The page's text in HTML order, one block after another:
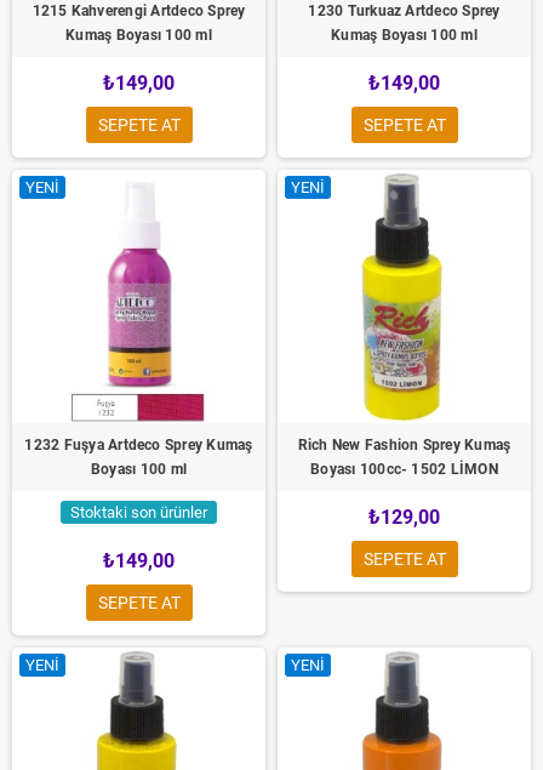
1215 Kahverengi Artdeco Sprey
Kumaş Boyası 100 ml
₺149,00
SEPETE AT
1230 Turkuaz Artdeco Sprey
Kumaş Boyası 100 ml
₺149,00
SEPETE AT
YENI
1232 Fuşya Artdeco Sprey Kumaş
Boyası 100 ml
Stoktaki son ürünler
₺149,00
SEPETE AT
YENI
Rich New Fashion Sprey Kumaş
Boyası 100cc- 1502 LİMON
₺129,00
SEPETE AT
YENI YENI